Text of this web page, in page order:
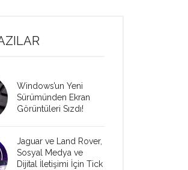
Windows’un Yeni
Sürümünden Ekran
Görüntüleri Sızdı!
Jaguar ve Land Rover,
Sosyal Medya ve
Dijital İletişimi İçin Tick